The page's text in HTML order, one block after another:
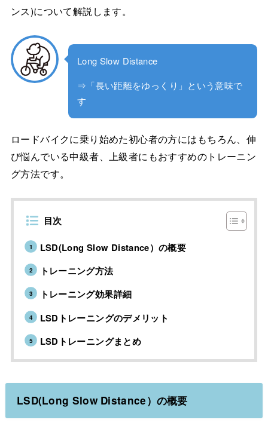
ンス)について解説します。
Long Slow Distance
⇒「長い距離をゆっくり」という意味で
す
ロードバイクに乗り始めた初心者の方にはもちろん、伸
び悩んでいる中級者、上級者にもおすすめのトレーニン
グ方法です。
目次
LSD(Long Slow Distance）の概要
トレーニング方法
トレーニング効果詳細
LSDトレーニングのデメリット
LSDトレーニングまとめ
LSD(Long Slow Distance）の概要